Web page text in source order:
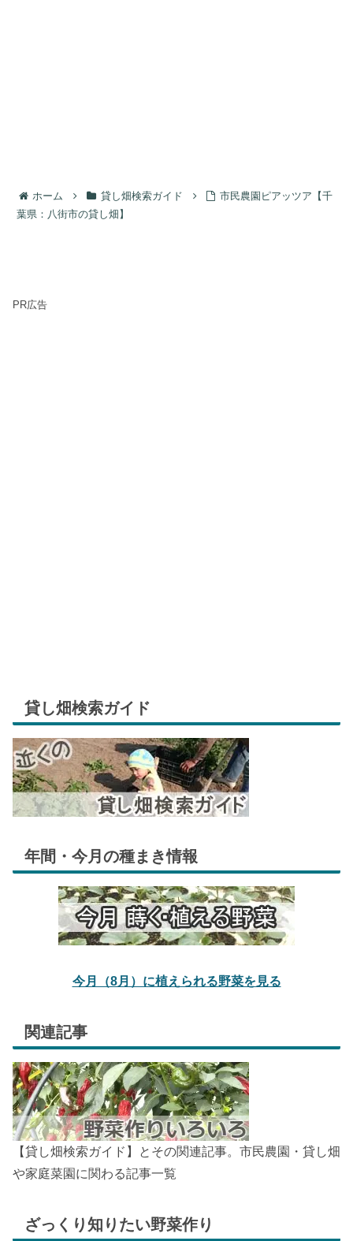
ホーム 貸し畑検索ガイド
市民農園ピアッツア【千
葉県：八街市の貸し畑】
PR広告
貸し畑検索ガイド
年間・今月の種まき情報
今月（8月）に植えられる野菜を見る
関連記事
【貸し畑検索ガイド】とその関連記事。市民農園・貸し畑
や家庭菜園に関わる記事一覧
ざっくり知りたい野菜作り